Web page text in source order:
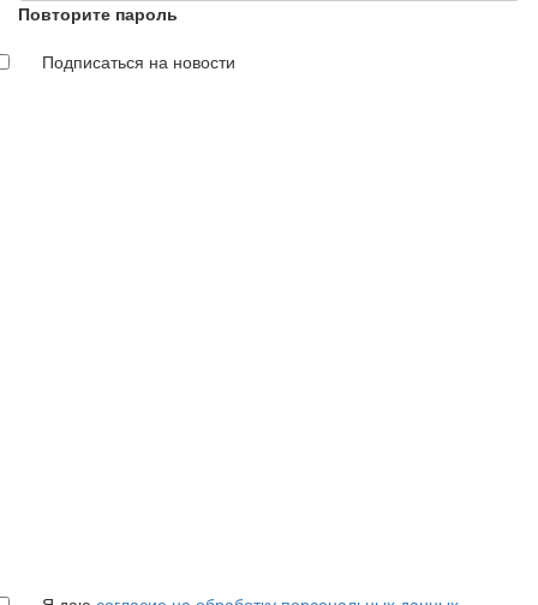
Повторите пароль
Подписаться на новости